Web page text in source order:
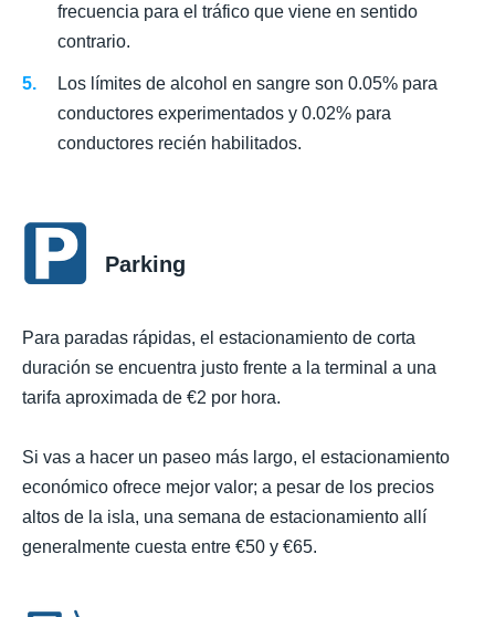
frecuencia para el tráfico que viene en sentido
contrario.
Los límites de alcohol en sangre son 0.05% para
conductores experimentados y 0.02% para
conductores recién habilitados.
Parking
Para paradas rápidas, el estacionamiento de corta
duración se encuentra justo frente a la terminal a una
tarifa aproximada de €2 por hora.
Si vas a hacer un paseo más largo, el estacionamiento
económico ofrece mejor valor; a pesar de los precios
altos de la isla, una semana de estacionamiento allí
generalmente cuesta entre €50 y €65.